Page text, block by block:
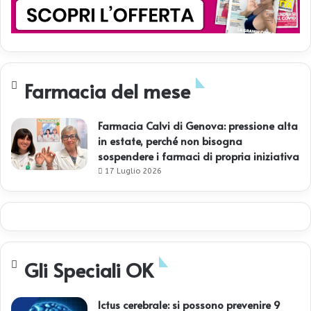
Farmacia del mese
Farmacia Calvi di Genova: pressione alta
in estate, perché non bisogna
sospendere i farmaci di propria iniziativa
17 Luglio 2026
Gli Speciali OK
Ictus cerebrale: si possono prevenire 9